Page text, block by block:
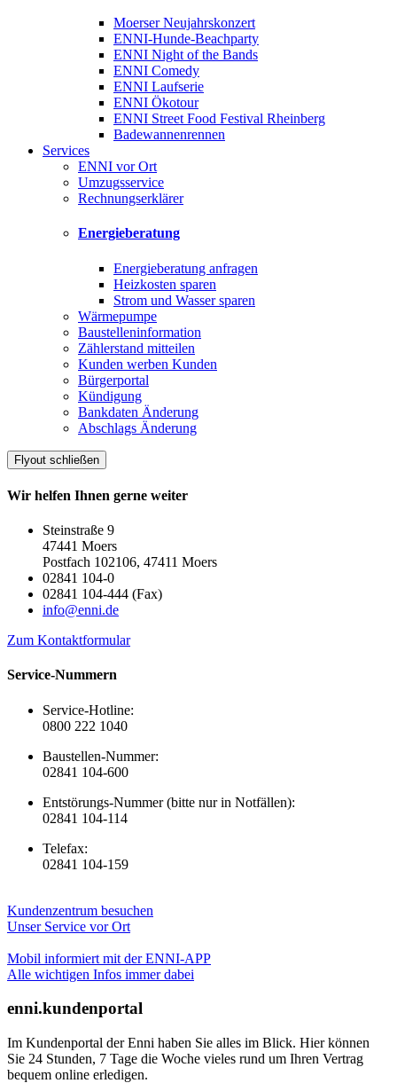
Moerser Neujahrskonzert
ENNI-Hunde-Beachparty
ENNI Night of the Bands
ENNI Comedy
ENNI Laufserie
ENNI Ökotour
ENNI Street Food Festival Rheinberg
Badewannenrennen
Services
ENNI vor Ort
Umzugsservice
Rechnungserklärer
Energieberatung
Energieberatung anfragen
Heizkosten sparen
Strom und Wasser sparen
Wärmepumpe
Baustelleninformation
Zählerstand mitteilen
Kunden werben Kunden
Bürgerportal
Kündigung
Bankdaten Änderung
Abschlags Änderung
Flyout schließen
Wir helfen Ihnen gerne weiter
Steinstraße 9
47441 Moers
Postfach 102106, 47411 Moers
02841 104-0
02841 104-444 (Fax)
info@enni.de
Zum Kontaktformular
Service-Nummern
Service-Hotline:
0800 222 1040
Baustellen-Nummer:
02841 104-600
Entstörungs-Nummer (bitte nur in Notfällen):
02841 104-114
Telefax:
02841 104-159
Kundenzentrum besuchen
Unser Service vor Ort
Mobil informiert mit der ENNI-APP
Alle wichtigen Infos immer dabei
enni.kundenportal
Im Kundenportal der Enni haben Sie alles im Blick. Hier können
Sie 24 Stunden, 7 Tage die Woche vieles rund um Ihren Vertrag
bequem online erledigen.